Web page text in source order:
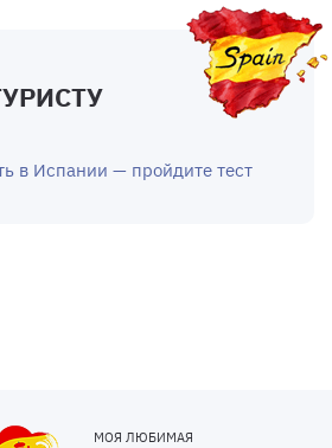
в Испании — пройдите тест
МОЯ ЛЮБИМАЯ